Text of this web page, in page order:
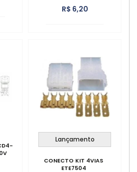
R$ 6,20
Lançamento
CONECTO KIT 4VIAS
ETE7504